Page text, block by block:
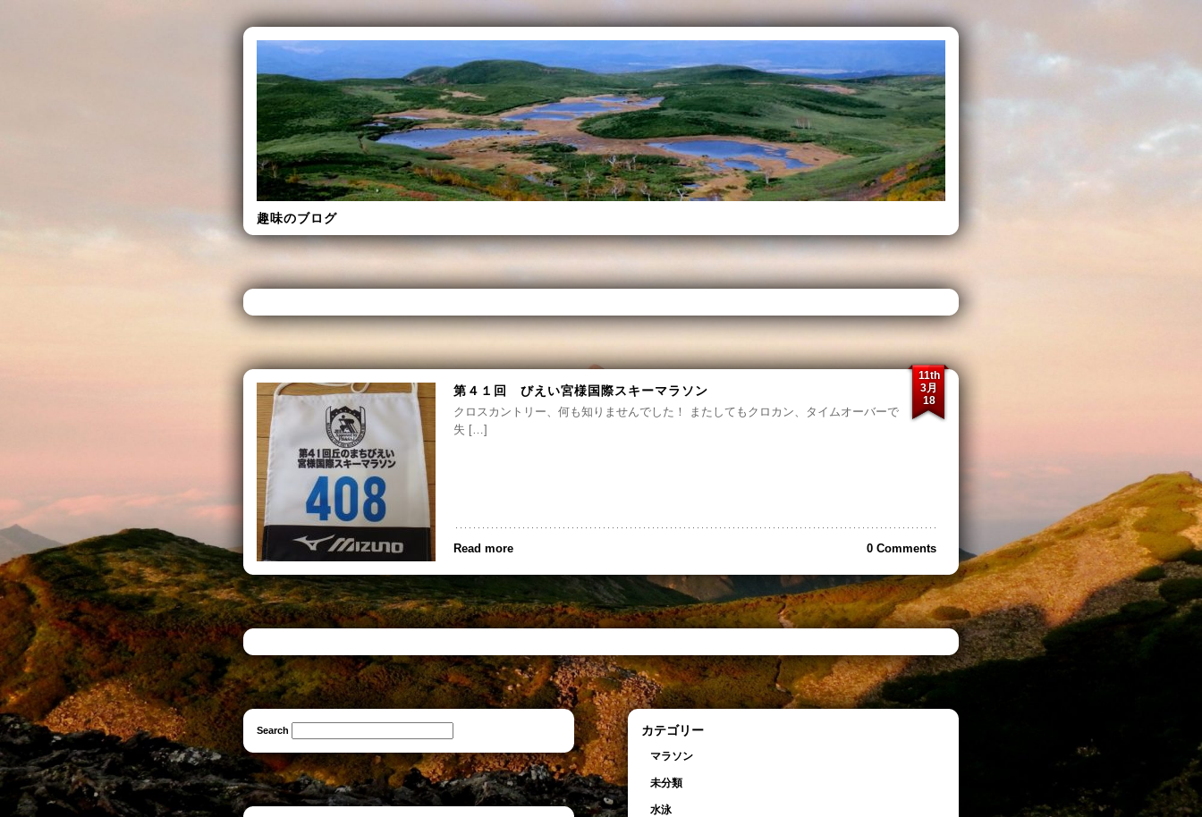
趣味のブログ
第４１回 びえい宮様国際スキーマラソン
クロスカントリー、何も知りませんでした！ またしてもクロカン、タイムオーバーで
失 […]
11th
3月
18
Read more 0 Comments
Search カテゴリー
マラソン
未分類
水泳